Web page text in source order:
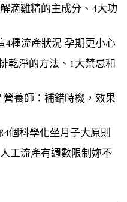
滴雞精的主成分、4大功
種流產狀況 孕期更小心
乾淨的方法、1大禁忌和
養師：補錯時機，效果
個科學化坐月子大原則
工流產有週數限制妳不